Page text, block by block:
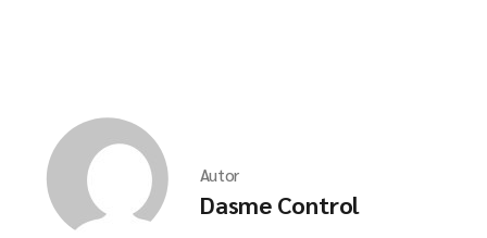
Autor
Dasme Control